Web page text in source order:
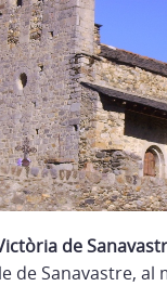
de
de Sanavastre, al